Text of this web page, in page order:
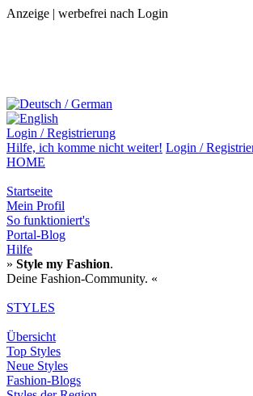
Anzeige | werbefrei nach Login
Login / Registrierung
Hilfe, ich komme nicht weiter! Login /
HOME
Startseite
Mein Profil
So funktioniert's
Portal-Blog
Hilfe
» Style my Fashion.
Deine Fashion-Community. «
STYLES
Übersicht
Top Styles
Neue Styles
Fashion-Blogs